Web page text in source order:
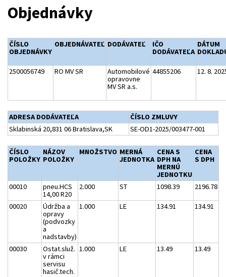
Objednávky
ČÍSLO
OBJEDNÁVKY
OBJEDNÁVATEĽ DODÁVATEĽ
IČO
DODÁVATEĽA
DÁTUM
2500056749 RO MV SR
Automobilové
opravovne
MV SR a.s.
44855206 12. 8.
ADRESA DODÁVATEĽA
ČÍSLO ZMLUVY
Sklabinská 20,831 06 Bratislava,SK
SE-OD1-2025/003477-001
ČÍSLO
POLOŽKY
NÁZOV
POLOŽKY
MNOŽSTVO MERNÁ
JEDNOTKA
CENA S
DPH NA
MERNÚ
JEDNOTKU
CENA
S DPH
00010
pneu.HCS
14,00 R20
2.000 ST 1098.39 2196.78
00020
Údržba a
opravy
(podvozky
a
nadstavby)
1.000 LE 134.91 134.91
00030
Ostat.služ.
v rámci
servisu
hasič.tech.
1.000 LE 13.49 13.49